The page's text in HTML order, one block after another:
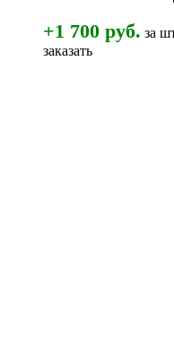
+1 700 руб. за
заказать